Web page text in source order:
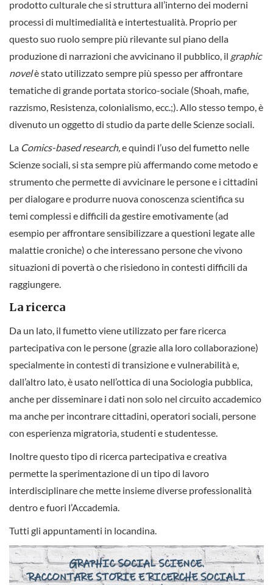
prodotto culturale che si struttura all’interno dei moderni
processi di multimedialità e intertestualità. Proprio per
questo suo ruolo sempre più rilevante sul piano della
produzione di narrazioni che avvicinano il pubblico, il graphic
novelè stato utilizzato sempre più spesso per affrontare
tematiche di grande portata storico-sociale (Shoah, mafie,
razzismo, Resistenza, colonialismo, ecc.;). Allo stesso tempo, è
divenuto un oggetto di studio da parte delle Scienze sociali.
La Comics-based research,e quindi l’uso del fumetto nelle
Scienze sociali, si sta sempre più affermando come metodo e
strumento che permette di avvicinare le persone e i cittadini
per dialogare e produrre nuova conoscenza scientifica su
temi complessi e difficili da gestire emotivamente (ad
esempio per affrontare sensibilizzare a questioni legate alle
malattie croniche) o che interessano persone che vivono
situazioni di povertà o che risiedono in contesti difficili da
raggiungere.
La ricerca
Da un lato, il fumetto viene utilizzato per fare ricerca
partecipativa con le persone (grazie alla loro collaborazione)
specialmente in contesti di transizione e vulnerabilità e,
dall’altro lato, è usato nell’ottica di una Sociologia pubblica,
anche per disseminare i dati non solo nel circuito accademico
ma anche per incontrare cittadini, operatori sociali, persone
con esperienza migratoria, studenti e studentesse.
Inoltre questo tipo di ricerca partecipativa e creativa
permette la sperimentazione di un tipo di lavoro
interdisciplinare che mette insieme diverse professionalità
dentro e fuori l’Accademia.
Tutti gli appuntamenti in locandina.